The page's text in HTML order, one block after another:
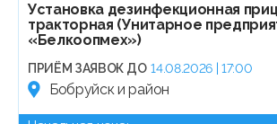
Установка дезинфекционная
тракторная (Унитарное
«Белкоопмех»)
ПРИЁМ ЗАЯВОК ДО 14.08.2026 | 17:00
Бобруйск и район